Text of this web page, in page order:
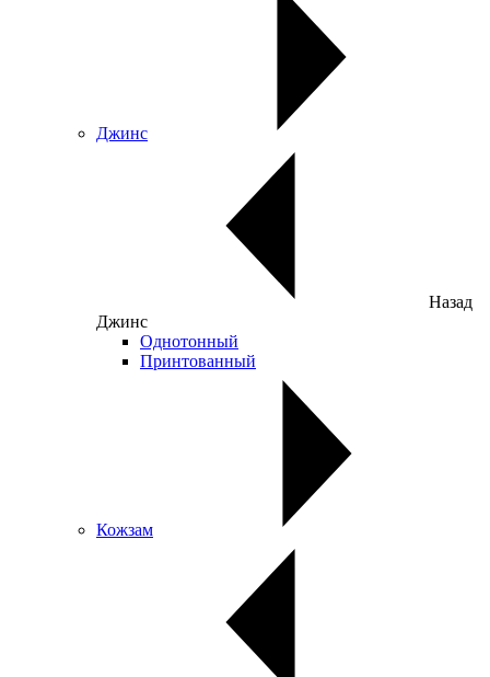
Джинс
Назад
Джинс
Однотонный
Принтованный
Кожзам